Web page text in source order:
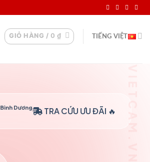
GIỎ HÀNG / 0 ₫ TIẾNG VIỆT
Bình Dương TRA CỨU ƯU ĐÃI 🔥